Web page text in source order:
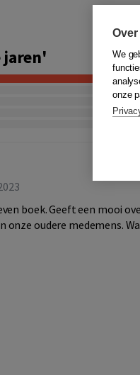
jaren'
boek. Geeft een mooi
onze oudere medemens.
We
onze